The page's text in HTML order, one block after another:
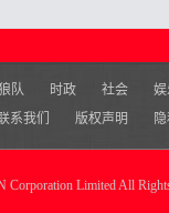
队 时政 社会
娱
系我们 版权声明
Corporation Limited All